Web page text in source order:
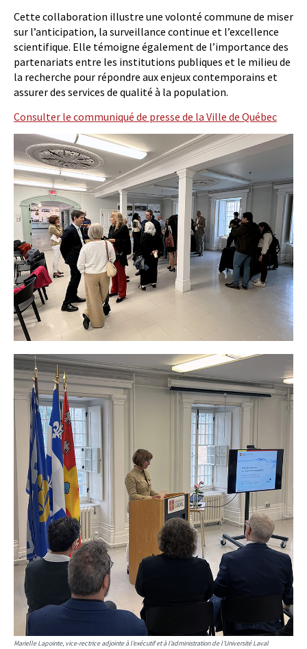
Cette collaboration illustre une volonté commune de miser
sur l’anticipation, la surveillance continue et l’excellence
scientifique. Elle témoigne également de l’importance des
partenariats entre les institutions publiques et le milieu de
la recherche pour répondre aux enjeux contemporains et
assurer des services de qualité à la population.
Consulter le communiqué de presse de la Ville de Québec
Marielle Lapointe, vice-rectrice adjointe à l’exécutif et à l’administration de l’Université Laval